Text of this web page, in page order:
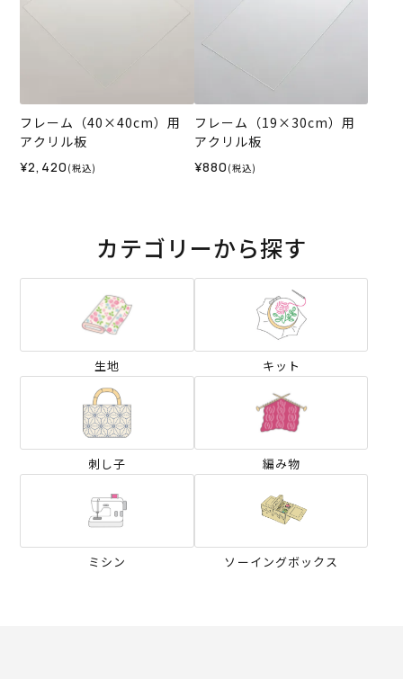
フレーム（40×40cm）用
アクリル板
¥2,420 (税込)
フレーム（19×30cm）用
アクリル板
¥880 (税込)
カテゴリーから探す
生地 キット
刺し子 編み物
ミシン ソーイングボックス